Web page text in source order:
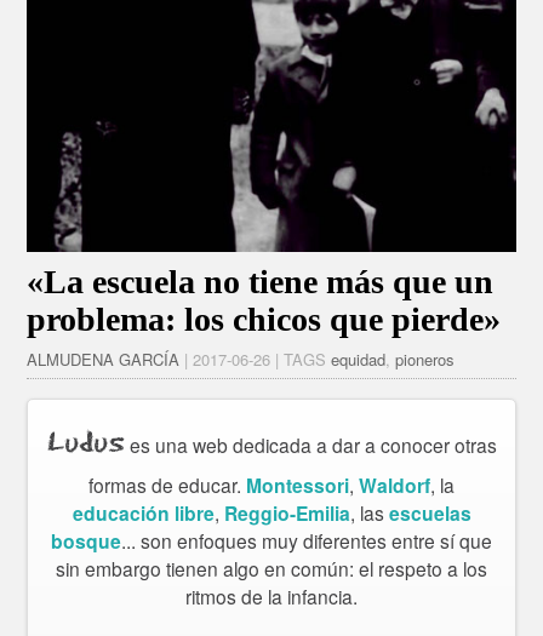
«La escuela no tiene más que un
problema: los chicos que pierde»
ALMUDENA GARCÍA | 2017-06-26 | TAGSequidad,pioneros
Luduses una web dedicada a dar a conocer otras
formas de educar. Montessori, Waldorf, la
educación libre, Reggio-Emilia, las escuelas
bosque... son enfoques muy diferentes entre sí que
sin embargo tienen algo en común: el respeto a los
ritmos de la infancia.